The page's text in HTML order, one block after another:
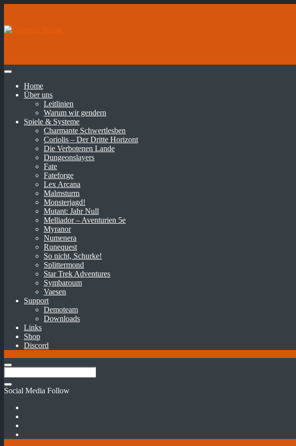
Home
Über uns
Leitlinien
Warum wir gendern
Spiele & Systeme
Charmante Schwertlesben
Coriolis – Der Dritte Horizont
Die Verbotenen Lande
Dungeonslayers
Fate
Fateforge
Lex Arcana
Malmsturm
Monsterjagd!
Mutant: Jahr Null
Melliador – Aventurien 5e
Myranor
Numenera
Runequest
So nicht, Schurke!
Splittermond
Star Trek Adventures
Symbaroum
Vaesen
Support
Demoteam
Downloads
Links
Shop
Discord
Social Media Follow